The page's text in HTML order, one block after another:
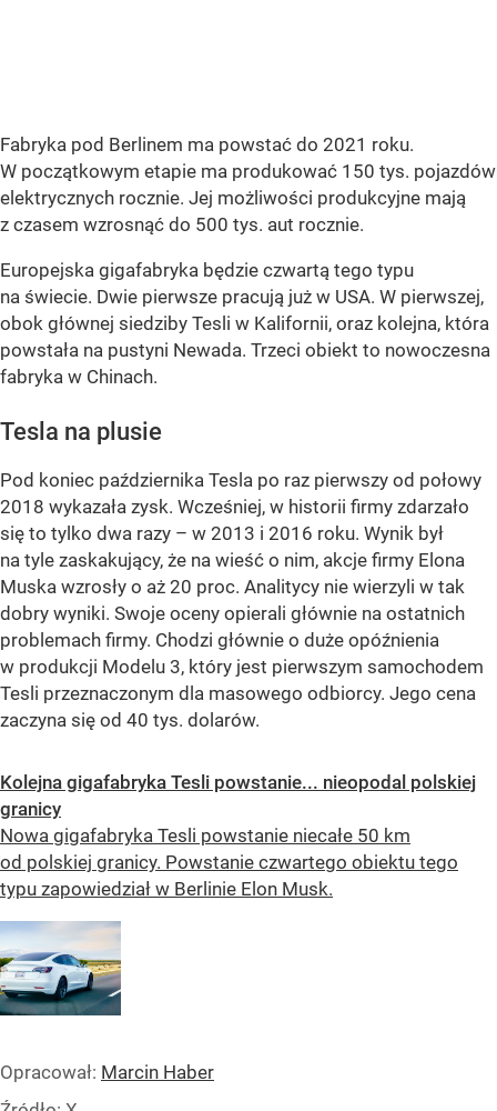
Fabryka pod Berlinem ma powstać do 2021 roku.
W początkowym etapie ma produkować 150 tys. pojazdów
elektrycznych rocznie. Jej możliwości produkcyjne mają
z czasem wzrosnąć do 500 tys. aut rocznie.
Europejska gigafabryka będzie czwartą tego typu
na świecie. Dwie pierwsze pracują już w USA. W pierwszej,
obok głównej siedziby Tesli w Kalifornii, oraz kolejna, która
powstała na pustyni Newada. Trzeci obiekt to nowoczesna
fabryka w Chinach.
Tesla na plusie
Pod koniec października Tesla po raz pierwszy od połowy
2018 wykazała zysk. Wcześniej, w historii firmy zdarzało
się to tylko dwa razy – w 2013 i 2016 roku. Wynik był
na tyle zaskakujący, że na wieść o nim, akcje firmy Elona
Muska wzrosły o aż 20 proc. Analitycy nie wierzyli w tak
dobry wyniki. Swoje oceny opierali głównie na ostatnich
problemach firmy. Chodzi głównie o duże opóźnienia
w produkcji Modelu 3, który jest pierwszym samochodem
Tesli przeznaczonym dla masowego odbiorcy. Jego cena
zaczyna się od 40 tys. dolarów.
Kolejna gigafabryka Tesli powstanie... nieopodal polskiej
granicy
Nowa gigafabryka Tesli powstanie niecałe 50 km
od polskiej granicy. Powstanie czwartego obiektu tego
typu zapowiedział w Berlinie Elon Musk.
Opracował: Marcin Haber